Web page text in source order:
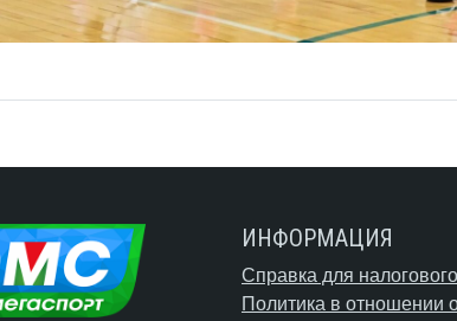
ИНФОРМАЦИЯ
Справка для
Политика в отношении